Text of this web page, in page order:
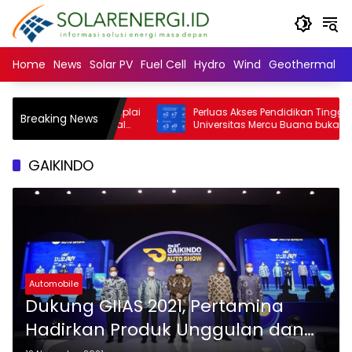
Langsung
konten
Home News Solar PV Fuel Cell Hydro Wind Geothermal
Breaking News
Mayoritas Suplai
Minuman Halal
Minoritas
Perluas Akses Pendidikan Tinggi,
Universitas Mercu Buana buka beasiswa
SNBT 2026
GAIKINDO
Automobile
Dukung GIIAS 2021, Pertamina
Hadirkan Produk Unggulan dan